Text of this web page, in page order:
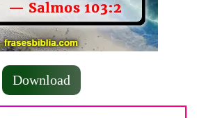
Download